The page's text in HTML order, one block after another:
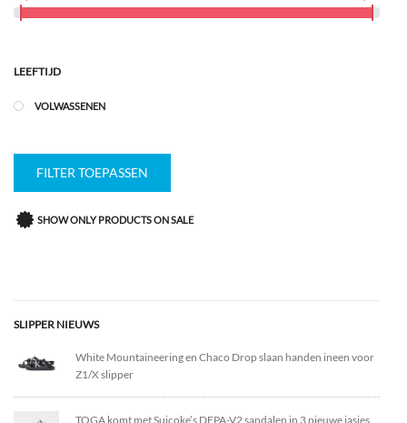
LEEFTIJD
VOLWASSENEN
FILTER TOEPASSEN
SHOW ONLY PRODUCTS ON SALE
SLIPPER NIEUWS
White Mountaineering en Chaco Drop slaan handen ineen voor
Z1/X slipper
TOGA komt met Suicoke’s DEPA-V2 sandalen in 3 nieuwe jasjes